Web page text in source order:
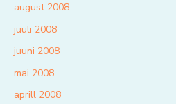
august 2008
juuli 2008
juuni 2008
mai 2008
aprill 2008